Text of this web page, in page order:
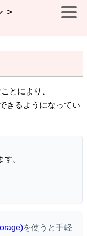
>
とにより、
きるようになってい
。
を使うと手軽